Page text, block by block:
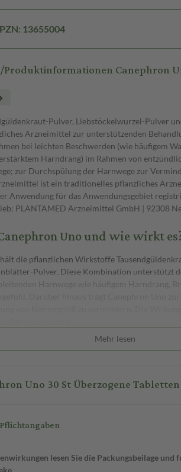
PZN: 13655004
Canephron
Pulver, Liebstöckelwurzel-Pulver
Arzneimittel zur unterstützenden
bei leichten Beschwerden (wie häufigem
Harndrang) im Rahmen von
zur Durchspülung der Harnwege zur
ist ein traditionelles pflanzliches
Anwendung für das Anwendungsgebiet
PLANTAMED Arzneimittel GmbH | 92308
Uno und wie wirkt
die pflanzlichen Wirkstoffe
Pulver. Diese Kombination unterstützt
mit deinem Arzt oder Apotheker.
zählen Magen-Darm-
Gesicht kommen. Bei Anzeichen einer
ärztlichen Rat einholen.
Mehr lesen
FAQs Canephron Uno 30 St Überzogene Tabletten
lesen Sie die Packungsbeilage